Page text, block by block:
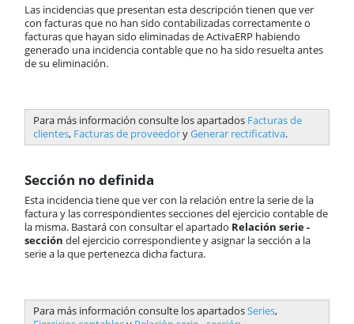
Las incidencias que presentan esta descripción tienen que ver
con facturas que no han sido contabilizadas correctamente o
facturas que hayan sido eliminadas de ActivaERP habiendo
generado una incidencia contable que no ha sido resuelta antes
de su eliminación.
Para más información consulte los apartados Facturas de
clientes, Facturas de proveedoryGenerar rectificativa.
Sección no definida
Esta incidencia tiene que ver con la relación entre la serie de la
factura y las correspondientes secciones del ejercicio contable de
la misma. Bastará con consultar el apartado Relación serie -
sección del ejercicio correspondiente y asignar la sección a la
serie a la que pertenezca dicha factura.
Para más información consulte los apartadosSeries,